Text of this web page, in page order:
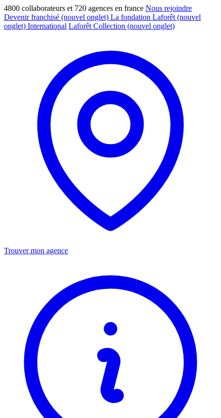
4800 collaborateurs et 720 agences en france Nous rejoindre
Devenir franchisé (nouvel onglet) La fondation Laforêt (nouvel
onglet) International Laforêt Collection (nouvel onglet)
Trouver mon agence